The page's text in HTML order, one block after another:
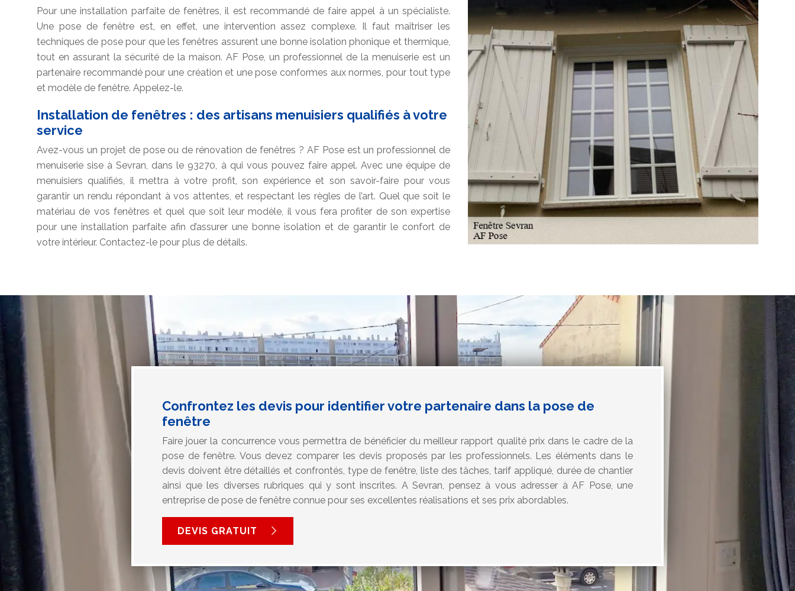
Pour une installation parfaite de fenêtres, il est recommandé de faire appel à un spécialiste.
Une pose de fenêtre est, en effet, une intervention assez complexe. Il faut maîtriser les
techniques de pose pour que les fenêtres assurent une bonne isolation phonique et thermique,
tout en assurant la sécurité de la maison. AF Pose, un professionnel de la menuiserie est un
partenaire recommandé pour une création et une pose conformes aux normes, pour tout type
et modèle de fenêtre. Appelez-le.
Installation de fenêtres : des artisans menuisiers qualifiés à votre
service
Avez-vous un projet de pose ou de rénovation de fenêtres ? AF Pose est un professionnel de
menuiserie sise à Sevran, dans le 93270, à qui vous pouvez faire appel. Avec une équipe de
menuisiers qualifiés, il mettra à votre profit, son expérience et son savoir-faire pour vous
garantir un rendu répondant à vos attentes, et respectant les règles de l’art. Quel que soit le
matériau de vos fenêtres et quel que soit leur modèle, il vous fera profiter de son expertise
pour une installation parfaite afin d’assurer une bonne isolation et de garantir le confort de
votre intérieur. Contactez-le pour plus de détails.
Confrontez les devis pour identifier votre partenaire dans la pose de
fenêtre
Faire jouer la concurrence vous permettra de bénéficier du meilleur rapport qualité prix dans le cadre de la
pose de fenêtre. Vous devez comparer les devis proposés par les professionnels. Les éléments dans le
devis doivent être détaillés et confrontés, type de fenêtre, liste des tâches, tarif appliqué, durée de chantier
ainsi que les diverses rubriques qui y sont inscrites. A Sevran, pensez à vous adresser à AF Pose, une
entreprise de pose de fenêtre connue pour ses excellentes réalisations et ses prix abordables.
DEVIS GRATUIT